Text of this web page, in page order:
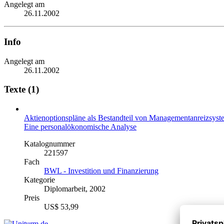
Angelegt am
26.11.2002
Info
Angelegt am
26.11.2002
Texte (1)
Aktienoptionspläne als Bestandteil von
Eine personalökonomische Analyse
Katalognummer
221597
Fach
BWL - Investition und Finanzierung
Kategorie
Diplomarbeit, 2002
Preis
US$ 53,99